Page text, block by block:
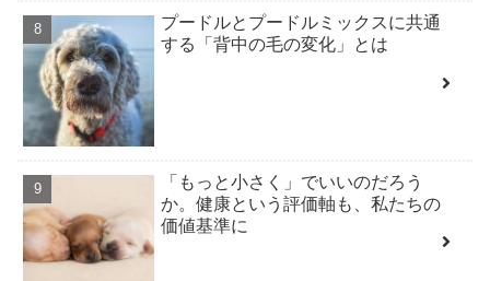
プードルとプードルミックスに共通
する「背中の毛の変化」とは
「もっと小さく」でいいのだろう
か。健康という評価軸も、私たちの
価値基準に